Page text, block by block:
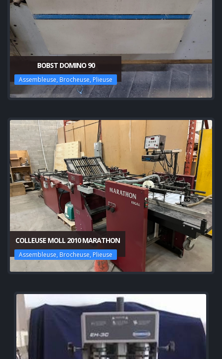
BOBST DOMINO 90
Assembleuse, Brocheuse, Plieuse
COLLEUSE MOLL 2010 MARATHON
Assembleuse, Brocheuse, Plieuse